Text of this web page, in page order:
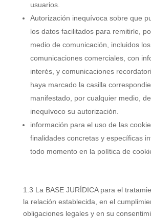
usuarios.
Autorización inequívoca sobre que
los datos facilitados para remitirle,
medio de comunicación, incluidos
comunicaciones comerciales, con
interés, y comunicaciones
haya marcado la casilla
manifestado, por cualquier medio,
inequívoco su autorización.
información para el uso de las
finalidades concretas y específicas
todo momento en la política de
1.3 La BASE JURÍDICA para el
la relación establecida, en el
obligaciones legales y en su